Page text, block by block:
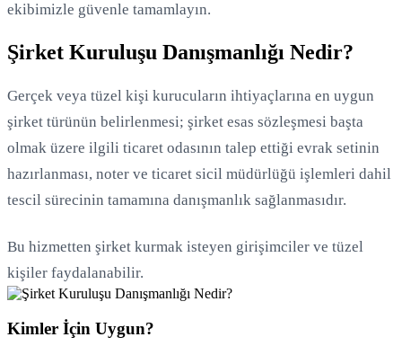
Yükleniyor...
ekibimizle güvenle tamamlayın.
Şirket Kuruluşu Danışmanlığı Nedir?
Gerçek veya tüzel kişi kurucuların ihtiyaçlarına en uygun
şirket türünün belirlenmesi; şirket esas sözleşmesi başta
olmak üzere ilgili ticaret odasının talep ettiği evrak setinin
hazırlanması, noter ve ticaret sicil müdürlüğü işlemleri dahil
tescil sürecinin tamamına danışmanlık sağlanmasıdır.
Bu hizmetten şirket kurmak isteyen girişimciler ve tüzel
kişiler faydalanabilir.
Kimler İçin Uygun?